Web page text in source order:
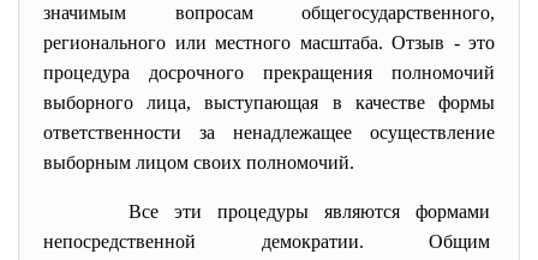
значимым вопросам общегосударственного,
регионального или местного масштаба. Отзыв - это
процедура досрочного прекращения полномочий
выборного лица, выступающая в качестве формы
ответственности за ненадлежащее осуществление
выборным лицом своих полномочий.
Все эти процедуры являются формами
непосредственной демократии. Общим